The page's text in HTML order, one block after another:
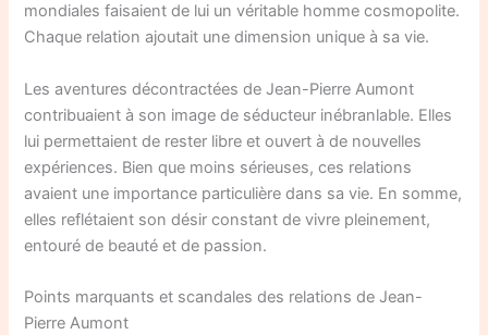
mondiales faisaient de lui un véritable homme cosmopolite.
Chaque relation ajoutait une dimension unique à sa vie.
Les aventures décontractées de Jean-Pierre Aumont
contribuaient à son image de séducteur inébranlable. Elles
lui permettaient de rester libre et ouvert à de nouvelles
expériences. Bien que moins sérieuses, ces relations
avaient une importance particulière dans sa vie. En somme,
elles reflétaient son désir constant de vivre pleinement,
entouré de beauté et de passion.
Points marquants et scandales des relations de Jean-
Pierre Aumont